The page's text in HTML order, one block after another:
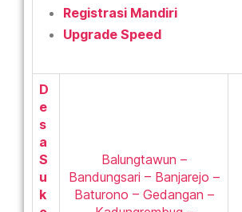
Registrasi Mandiri
Upgrade Speed
D
e
s
a
S
u
k
Balungtawun –
Bandungsari – Banjarejo –
Baturono – Gedangan –